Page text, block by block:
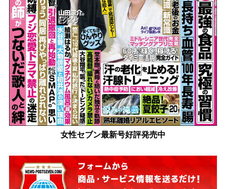
女性セブン最新号好評発売中